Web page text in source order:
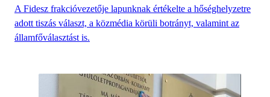
A Fidesz frakcióvezetője lapunknak értékelte a hőséghelyzetre
adott tiszás választ, a közmédia körüli botrányt, valamint az
államfőválasztást is.